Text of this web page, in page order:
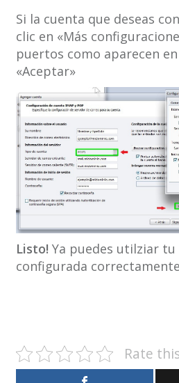
Si la cuenta que deseas
clic en «Más
puertos como aparecen
«Aceptar»
Listo! Ya puedes utilziar
configurada
Rate